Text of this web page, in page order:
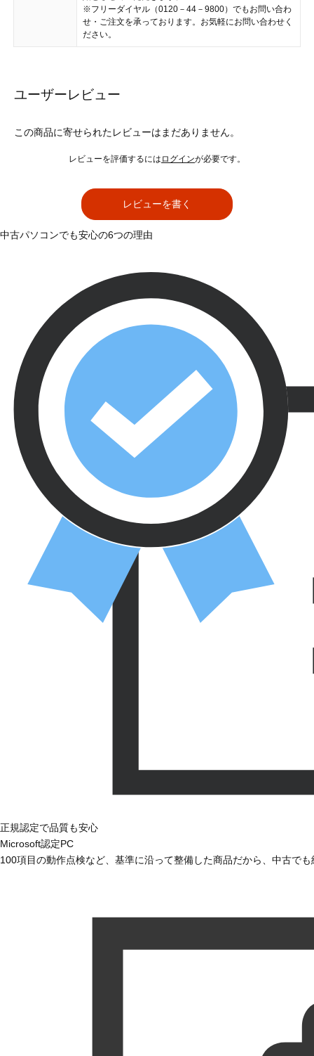
※フリーダイヤル（0120－44－9800）でもお問い合わ
せ・ご注文を承っております。お気軽にお問い合わせく
ださい。
ユーザーレビュー
この商品に寄せられたレビューはまだありません。
レビューを評価するには ログインが必要です。
レビューを書く
中古パソコンでも安心の6つの理由
正規認定で品質も安心
Microsoft認定PC
100項目の動作点検など、基準に沿って整備した商品だから、中古で